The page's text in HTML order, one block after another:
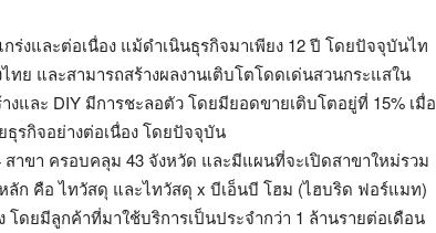
ร่งและต่อเนื่อง แม้ดำเนินธุรกิจมาเพียง 12 ปี โดยปัจจุบันไท
ย และสามารถสร้างผลงานเติบโตโดดเด่นสวนกระแสใน
และ DIY มีการชะลอตัว โดยมียอดขายเติบโตอยู่ที่ 15% เมื่อ
รกิจอย่างต่อเนื่อง โดยปัจจุบัน
าขา ครอบคลุม 43 จังหวัด และมีแผนที่จะเปิดสาขาใหม่รวม
ก คือ ไทวัสดุ และไทวัสดุ x บีเอ็นบี โฮม (ไฮบริด ฟอร์แมท)
ดยมีลูกค้าที่มาใช้บริการเป็นประจำกว่า 1 ล้านรายต่อเดือน